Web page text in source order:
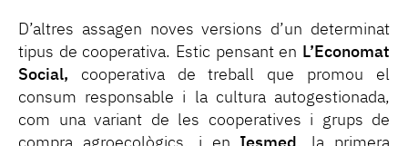
D’altres assagen noves versions d’un determinat
tipus de cooperativa. Estic pensant en L’Economat
Social, cooperativa de treball que promou el
consum responsable i la cultura autogestionada,
com una variant de les cooperatives i grups de